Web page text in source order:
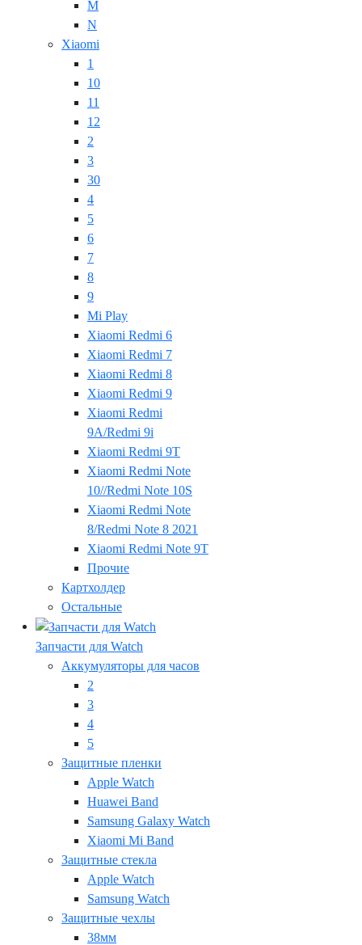
M
N
Xiaomi
1
10
11
12
2
3
30
4
5
6
7
8
9
Mi Play
Xiaomi Redmi 6
Xiaomi Redmi 7
Xiaomi Redmi 8
Xiaomi Redmi 9
Xiaomi Redmi
9A/Redmi 9i
Xiaomi Redmi 9T
Xiaomi Redmi Note
10//Redmi Note 10S
Xiaomi Redmi Note
8/Redmi Note 8 2021
Xiaomi Redmi Note 9T
Прочие
Картхолдер
Остальные
Запчасти для Watch
Аккумуляторы для часов
2
3
4
5
Защитные пленки
Apple Watch
Huawei Band
Samsung Galaxy Watch
Xiaomi Mi Band
Защитные стекла
Apple Watch
Samsung Watch
Защитные чехлы
38мм